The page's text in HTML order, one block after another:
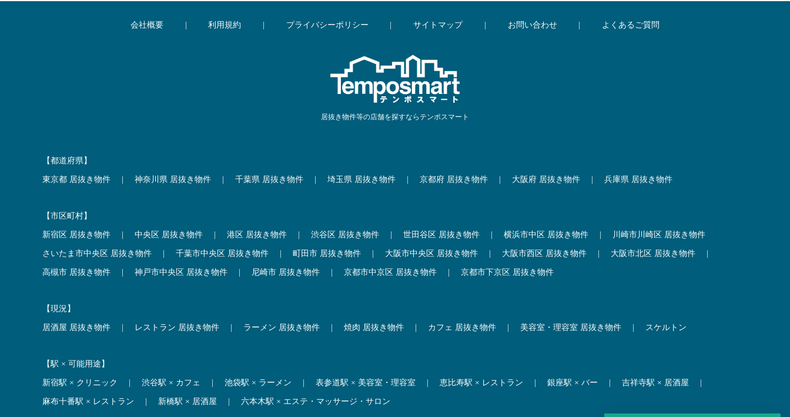
会社概要 利用規約 プライバシーポリシー サイトマップ お問い合わせ よくあるご質問
居抜き物件等の店舗を探すならテンポスマート
【都道府県】
東京都 居抜き物件 神奈川県 居抜き物件 千葉県 居抜き物件 埼玉県 居抜き物件 京都府 居抜き物件 大阪府 居抜き物件 兵庫県 居抜き物件
【市区町村】
新宿区 居抜き物件 中央区 居抜き物件 港区 居抜き物件 渋谷区 居抜き物件 世田谷区 居抜き物件 横浜市中区 居抜き物件 川崎市川崎区 居抜き物件
さいたま市中央区 居抜き物件 千葉市中央区 居抜き物件 町田市 居抜き物件 大阪市中央区 居抜き物件 大阪市西区 居抜き物件 大阪市北区 居抜き物件
高槻市 居抜き物件 神戸市中央区 居抜き物件 尼崎市 居抜き物件 京都市中京区 居抜き物件 京都市下京区 居抜き物件
【現況】
居酒屋 居抜き物件 レストラン 居抜き物件 ラーメン 居抜き物件 焼肉 居抜き物件 カフェ 居抜き物件 美容室・理容室 居抜き物件 スケルトン
【駅 × 可能用途】
新宿駅 × クリニック 渋谷駅 × カフェ 池袋駅 × ラーメン 表参道駅 × 美容室・理容室 恵比寿駅 × レストラン 銀座駅 × バー 吉祥寺駅 × 居酒屋
麻布十番駅 × レストラン 新橋駅 × 居酒屋 六本木駅 × エステ・マッサージ・サロン